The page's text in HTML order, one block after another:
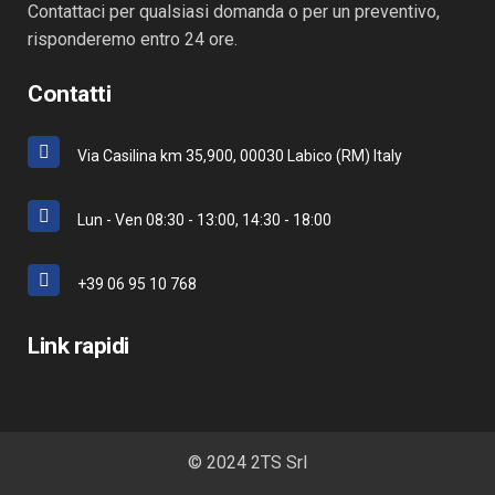
Contattaci per qualsiasi domanda o per un preventivo,
risponderemo entro 24 ore.
Contatti
Via Casilina km 35,900, 00030 Labico (RM) Italy
Lun - Ven 08:30 - 13:00, 14:30 - 18:00
+39 06 95 10 768
Link rapidi
© 2024 2TS Srl